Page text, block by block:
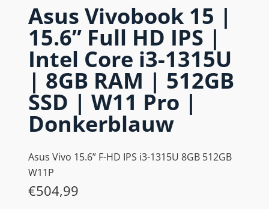
Asus Vivobook 15 |
15.6” Full HD IPS |
Intel Core i3-1315U
| 8GB RAM | 512GB
SSD | W11 Pro |
Donkerblauw
Asus Vivo 15.6” F-HD IPS i3-1315U 8GB 512GB
W11P
€504,99